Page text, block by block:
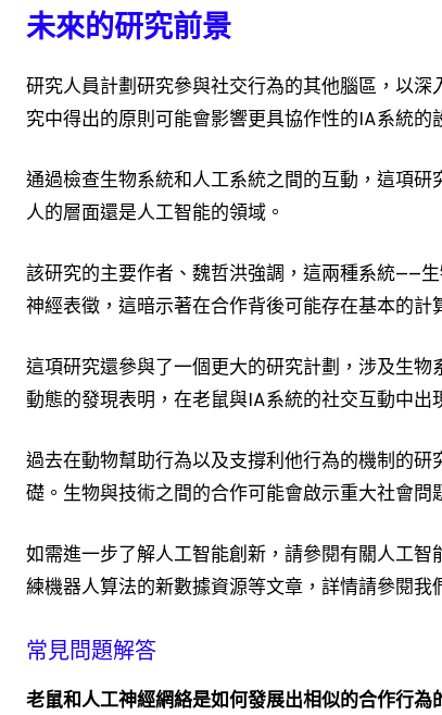
未來的研究前景
研究人員計劃研究參與社交行為的其他腦區，以
究中得出的原則可能會影響更具協作性的IA系統的
通過檢查生物系統和人工系統之間的互動，這項
人的層面還是人工智能的領域。
該研究的主要作者、魏哲洪強調，這兩種系統——
神經表徵，這暗示著在合作背後可能存在基本的計
這項研究還參與了一個更大的研究計劃，涉及生
動態的發現表明，在老鼠與IA系統的社交互動中出
過去在動物幫助行為以及支撐利他行為的機制的
礎。生物與技術之間的合作可能會啟示重大社會問
如需進一步了解人工智能創新，請參閱有關人工
練機器人算法的新數據資源等文章，詳情請參閱我
常見問題解答
老鼠和人工神經網絡是如何發展出相似的合作行為